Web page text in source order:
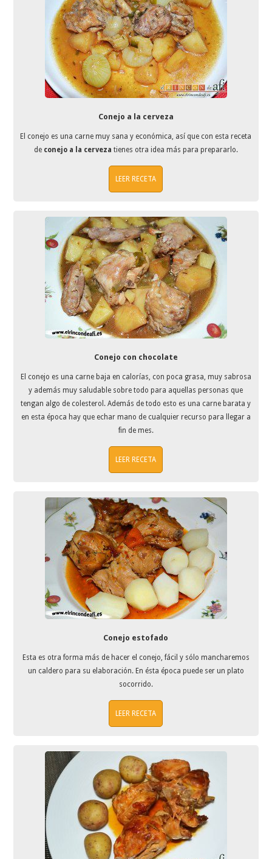
Conejo a la cerveza
El conejo es una carne muy sana y económica, así que con esta receta
de conejo a la cerveza tienes otra idea más para prepararlo.
LEER RECETA
Conejo con chocolate
El conejo es una carne baja en calorías, con poca grasa, muy sabrosa
y además muy saludable sobre todo para aquellas personas que
tengan algo de colesterol. Además de todo esto es una carne barata y
en esta época hay que echar mano de cualquier recurso para llegar a
fin de mes.
LEER RECETA
Conejo estofado
Esta es otra forma más de hacer el conejo, fácil y sólo mancharemos
un caldero para su elaboración. En ésta época puede ser un plato
socorrido.
LEER RECETA